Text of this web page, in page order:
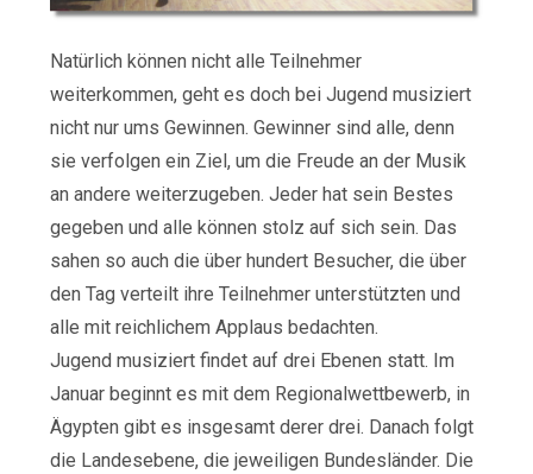
Natürlich können nicht alle Teilnehmer
weiterkommen, geht es doch bei Jugend musiziert
nicht nur ums Gewinnen. Gewinner sind alle, denn
sie verfolgen ein Ziel, um die Freude an der Musik
an andere weiterzugeben. Jeder hat sein Bestes
gegeben und alle können stolz auf sich sein. Das
sahen so auch die über hundert Besucher, die über
den Tag verteilt ihre Teilnehmer unterstützten und
alle mit reichlichem Applaus bedachten.
Jugend musiziert findet auf drei Ebenen statt. Im
Januar beginnt es mit dem Regionalwettbewerb, in
Ägypten gibt es insgesamt derer drei. Danach folgt
die Landesebene, die jeweiligen Bundesländer. Die